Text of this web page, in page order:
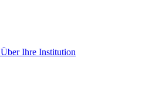
Über Ihre Institution